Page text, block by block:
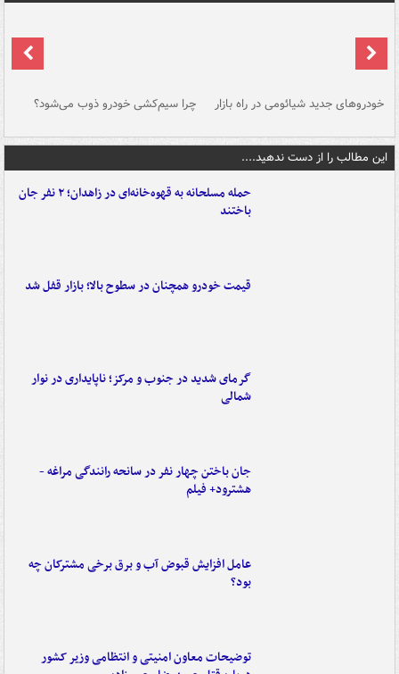
خودروهای جدید شیائومی در راه بازار چرا سیم‌کشی خودرو ذوب می‌شود؟
این مطالب را از دست ندهید....
حمله مسلحانه به قهوه‌خانه‌ای در زاهدان؛ ۲ نفر جان
باختند
قیمت خودرو همچنان در سطوح بالا؛ بازار قفل شد
گرمای شدید در جنوب و مرکز؛ ناپایداری در نوار
شمالی
جان باختن چهار نفر در سانحه رانندگی مراغه -
هشترود+ فیلم
عامل افزایش قبوض آب و برق برخی مشترکان چه
بود؟
توضیحات معاون امنیتی و انتظامی وزیر کشور